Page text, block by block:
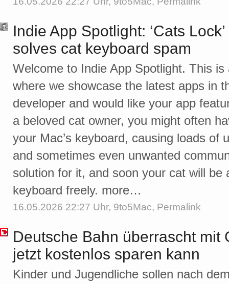
Indie App Spotlight: ‘Cats
solves cat keyboard spam
Welcome to Indie App Spotlight. This
where we showcase the latest apps in
developer and would like your app
a beloved cat owner, you might often
your Mac’s keyboard, causing loads of
and sometimes even unwanted
solution for it, and soon your cat will be
keyboard freely. more…
16.05.2026 22:27 Uhr, 9to5Mac, Permalink
Deutsche Bahn überrascht mit
jetzt kostenlos sparen kann
Kinder und Jugendliche sollen nach